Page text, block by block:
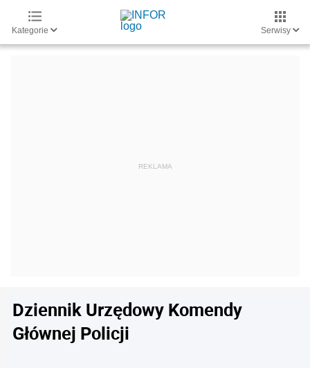
Kategorie Serwisy
Dziennik Urzędowy Komendy
Głównej Policji